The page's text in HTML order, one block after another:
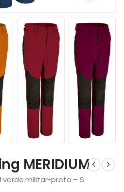
MERIDIUM
verde militar-preto – S